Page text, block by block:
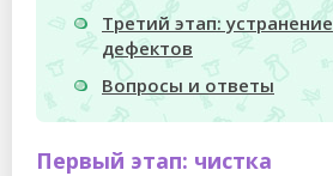
Третий этап: устранение
дефектов
Вопросы и ответы
Первый этап: чистка